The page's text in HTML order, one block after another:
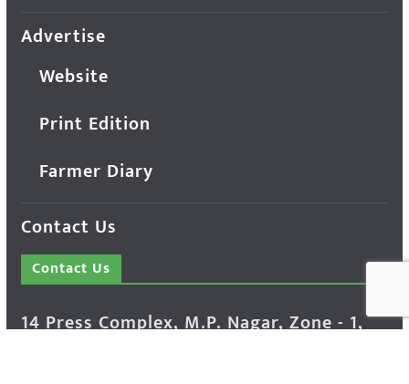
Advertise
Website
Print Edition
Farmer Diary
Contact Us
Contact Us
14 Press Complex, M.P. Nagar, Zone - 1,